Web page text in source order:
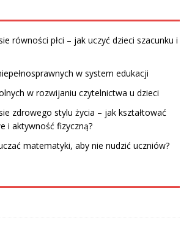
równości płci – jak uczyć dzieci szacunku i
w system edukacji
w rozwijaniu czytelnictwa u dzieci
zdrowego stylu życia – jak kształtować
i aktywność fizyczną?
matematyki, aby nie nudzić uczniów?